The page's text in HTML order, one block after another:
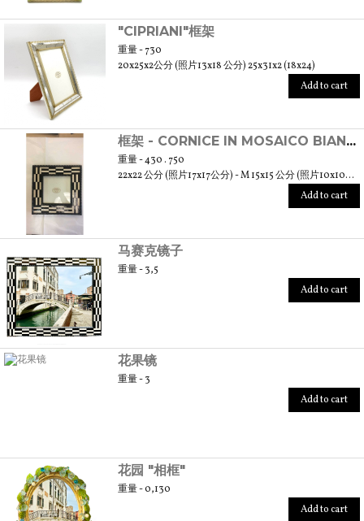
"CIPRIANI"框架
重量 - 730
20x25x2公分 (照片13x18 公分) 25x31x2 (18x24)
Add to cart
框架 - CORNICE IN MOSAICO BIANCO E NERO IN VETRO DI MURANO
重量 - 430 . 750
22x22 公分 (照片17x17公分) - M 15x15 公分 (照片10x10公分) - S
Add to cart
马赛克镜子
重量 - 3,5
Add to cart
花果镜
重量 - 3
Add to cart
花园 "相框"
重量 - 0,130
Add to cart